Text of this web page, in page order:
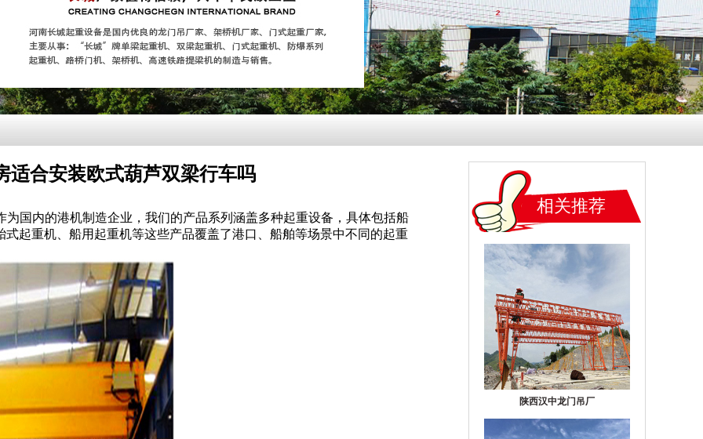
适合安装欧式葫芦双梁行车吗
为国内的港机制造企业，我们的产品系列涵盖多种起重设备，具体包括船
起重机、船用起重机等这些产品覆盖了港口、船舶等场景中不同的起重
相关推荐
陕西汉中龙门吊厂